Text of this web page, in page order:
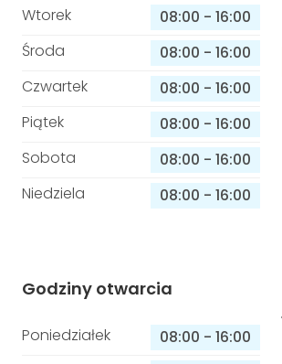
Wtorek
08:00 - 16:00
Środa
08:00 - 16:00
Czwartek
08:00 - 16:00
Piątek
08:00 - 16:00
Sobota
08:00 - 16:00
Niedziela
08:00 - 16:00
Godziny otwarcia
Poniedziałek 08:00 - 16:00